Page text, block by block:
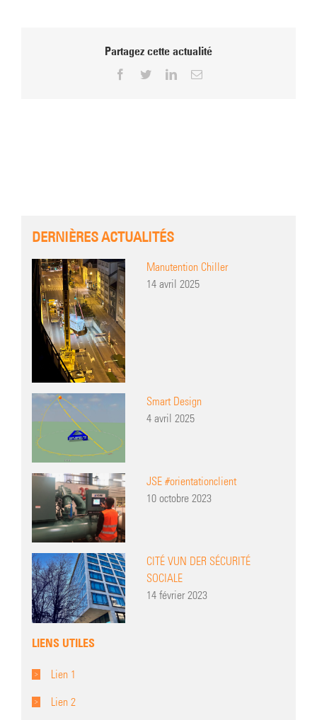
Partagez cette actualité
Facebook
TwitterLinkedInEmail
DERNIÈRES ACTUALITÉS
Manutention Chiller
14 avril 2025
Smart Design
4 avril 2025
JSE #orientationclient
10 octobre 2023
CITÉ VUN DER SÉCURITÉ
SOCIALE
14 février 2023
LIENS UTILES
Lien 1
Lien 2